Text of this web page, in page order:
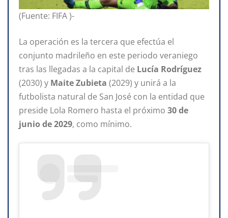
(Fuente: FIFA )-
La operación es la tercera que efectúa el
conjunto madrileño en este periodo veraniego
tras las llegadas a la capital de Lucía Rodríguez
(2030) y Maite Zubieta (2029) y unirá a la
futbolista natural de San José con la entidad que
preside Lola Romero hasta el próximo 30 de
junio de 2029, como mínimo.